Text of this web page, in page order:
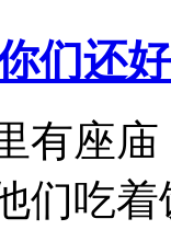
们还
有座
们吃